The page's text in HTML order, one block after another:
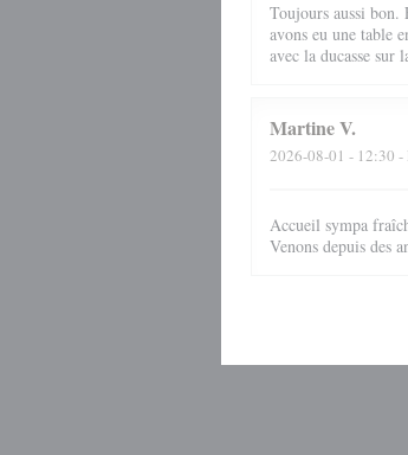
Toujours aussi
avons eu une table
avec la ducasse sur
MartineV
2026-08-01 - 12:30 -
Accueil sympa
Venons depuis des